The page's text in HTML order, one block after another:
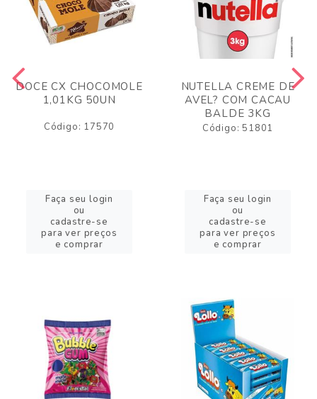
DOCE CX CHOCOMOLE
1,01KG 50UN
Código: 17570
Faça seu login
ou
cadastre-se
para ver preços
e comprar
NUTELLA CREME DE
AVEL? COM CACAU
BALDE 3KG
Código: 51801
Faça seu login
ou
cadastre-se
para ver preços
e comprar